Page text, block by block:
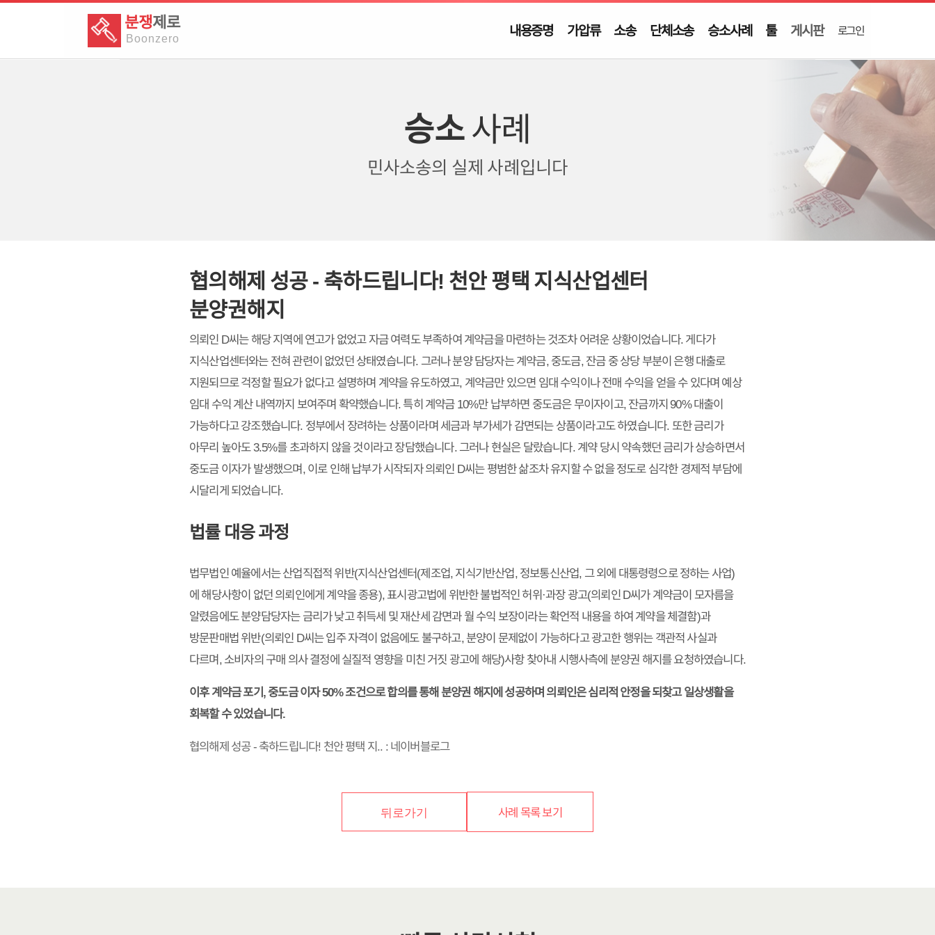
분쟁제로
Boonzero 내용증명 가압류 소송 단체소송 승소사례 툴 게시판 로그인
승소사례
민사소송의 실제 사례입니다
협의해제 성공 - 축하드립니다! 천안 평택 지식산업센터
분양권해지
의뢰인 D씨는 해당 지역에 연고가 없었고 자금 여력도 부족하여 계약금을 마련하는 것조차 어려운 상황이었습니다. 게다가
지식산업센터와는 전혀 관련이 없었던 상태였습니다. 그러나 분양 담당자는 계약금, 중도금, 잔금 중 상당 부분이 은행 대출로
지원되므로 걱정할 필요가 없다고 설명하며 계약을 유도하였고, 계약금만 있으면 임대 수익이나 전매 수익을 얻을 수 있다며 예상
임대 수익 계산 내역까지 보여주며 확약했습니다. 특히 계약금 10%만 납부하면 중도금은 무이자이고, 잔금까지 90% 대출이
가능하다고 강조했습니다. 정부에서 장려하는 상품이라며 세금과 부가세가 감면되는 상품이라고도 하였습니다. 또한 금리가
아무리 높아도 3.5%를 초과하지 않을 것이라고 장담했습니다. 그러나 현실은 달랐습니다. 계약 당시 약속했던 금리가 상승하면서
중도금 이자가 발생했으며, 이로 인해 납부가 시작되자 의뢰인 D씨는 평범한 삶조차 유지할 수 없을 정도로 심각한 경제적 부담에
시달리게 되었습니다.​
법률 대응 과정
법무법인 예율에서는 산업직접적 위반(지식산업센터(제조업, 지식기반산업, 정보통신산업, 그 외에 대통령령으로 정하는 사업)
에 해당사항이 없던 의뢰인에게 계약을 종용), 표시광고법에 위반한 불법적인 허위·과장 광고(의뢰인 D씨가 계약금이 모자름을
알렸음에도 분양담당자는 금리가 낮고 취득세 및 재산세 감면과 월 수익 보장이라는 확언적 내용을 하여 계약을 체결함)과
방문판매법 위반(의뢰인 D씨는 입주 자격이 없음에도 불구하고, 분양이 문제없이 가능하다고 광고한 행위는 객관적 사실과
다르며, 소비자의 구매 의사 결정에 실질적 영향을 미친 거짓 광고에 해당)사항 찾아내 시행사측에 분양권 해지를 요청하였습니다.
이후 계약금 포기, 중도금 이자 50% 조건으로 합의를 통해 분양권 해지에 성공하며 의뢰인은 심리적 안정을 되찾고 일상생활을
회복할 수 있었습니다.
협의해제 성공 - 축하드립니다! 천안 평택 지.. : 네이버블로그
뒤로가기 사례 목록 보기